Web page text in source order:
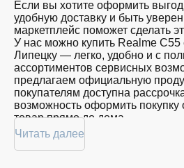
Если вы хотите оформить
удобную доставку и быть
маркетплейс поможет сделать
У нас можно купить Realme C55
Липецку — легко, удобно и с
ассортиментов сервисных
предлагаем официальную
покупателям доступна
возможность оформить покупку
товар прямо до дома.
Покупателям доступна покупка
привлекательной цене: мы
Читать далее